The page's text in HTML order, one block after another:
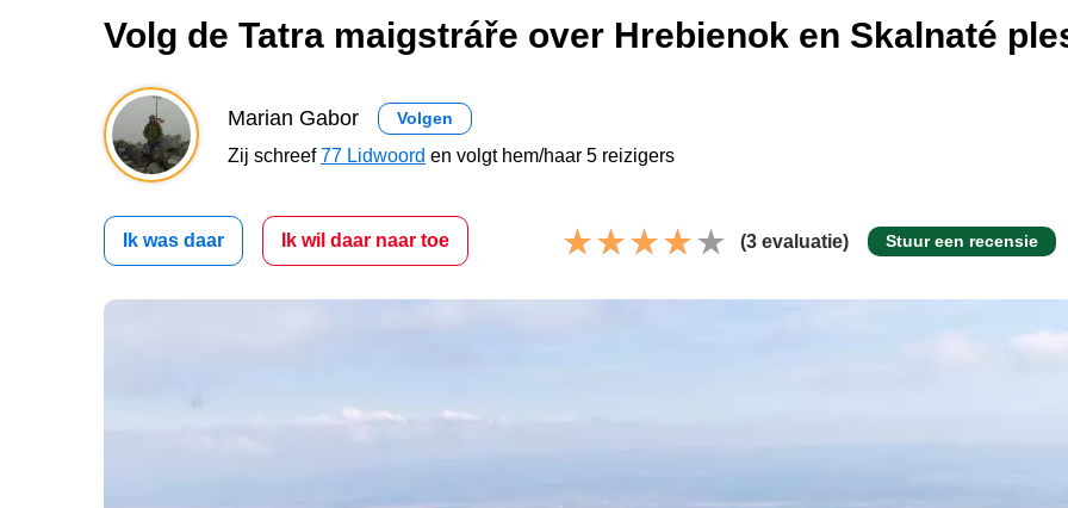
Volg de Tatra maigstráře over Hrebienok en Skalnaté
Marian Gabor Volgen
Zij schreef77 Lidwoord en volgt hem/haar 5 reizigers
Ik was daar Ik wil daar naar toe (3 evaluatie) Stuur een recensie